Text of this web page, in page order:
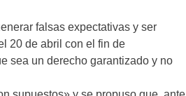
falsas expectativas y ser
20 de abril con el fin de
sea un derecho garantizado y no